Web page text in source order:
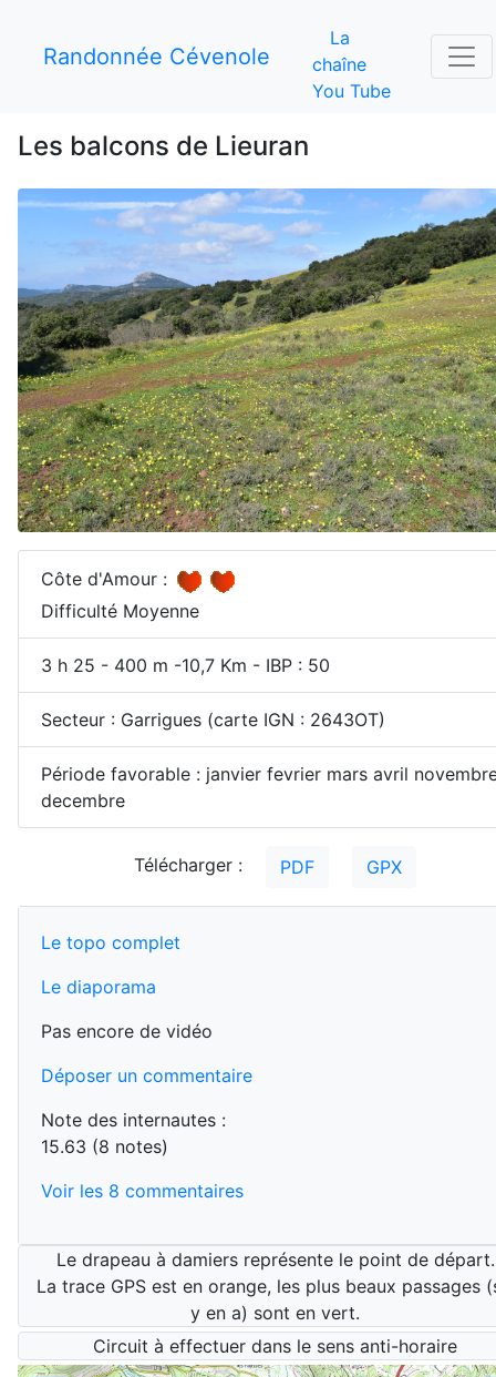
Randonnée Cévenole
La
chaîne
You Tube
Les balcons de Lieuran
Côte d'Amour :
Difficulté Moyenne
3 h 25 - 400 m -10,7 Km - IBP : 50
Secteur : Garrigues (carte IGN : 2643OT)
Période favorable : janvier fevrier mars avril
decembre
Télécharger : PDF GPX
Le topo complet
Le diaporama
Pas encore de vidéo
Déposer un commentaire
Note des internautes :
15.63 (8 notes)
Voir les 8 commentaires
Le drapeau à damiers représente le point de départ.
La trace GPS est en orange, les plus beaux passages
y en a) sont en vert.
Circuit à effectuer dans le sens anti-horaire